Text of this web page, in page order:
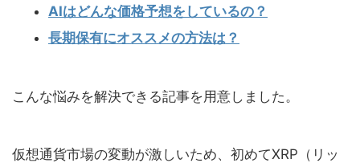
AIはどんな価格予想をしているの？
長期保有にオススメの方法は？
こんな悩みを解決できる記事を用意しました。
仮想通貨市場の変動が激しいため、初めてXRP（リッ